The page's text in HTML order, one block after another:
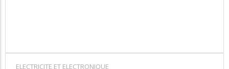
ELECTRICITE ET ELECTRONIQUE